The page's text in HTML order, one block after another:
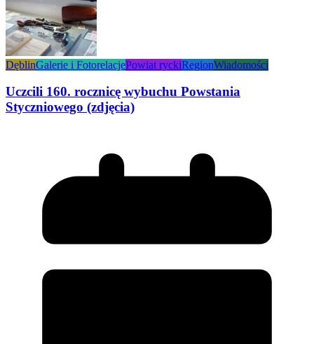
DęblinGalerie i FotorelacjePowiat ryckiRegionWiadomości
Uczcili 160. rocznicę wybuchu Powstania
Styczniowego (zdjęcia)